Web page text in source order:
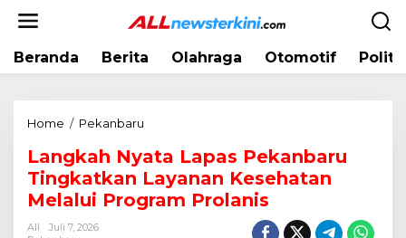
Beranda Berita Olahraga Otomotif
Home / Pekanbaru
n
k
a
Langkah Nyata Lapas Pekanbaru
Tingkatkan Layanan Kesehatan
Melalui Program Prolanis
All
Juli 7, 2026